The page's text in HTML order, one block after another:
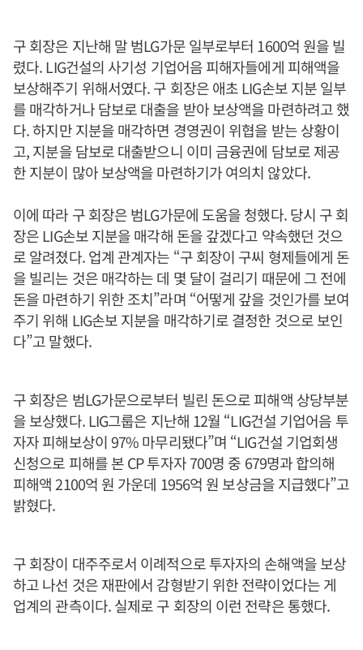
구 회장은 지난해 말 범LG가문 일부로부터 1600억 원을 빌
렸다. LIG건설의 사기성 기업어음 피해자들에게 피해액을
보상해주기 위해서였다. 구 회장은 애초 LIG손보 지분 일부
를 매각하거나 담보로 대출을 받아 보상액을 마련하려고 했
다. 하지만 지분을 매각하면 경영권이 위협을 받는 상황이
고, 지분을 담보로 대출받으니 이미 금융권에 담보로 제공
한 지분이 많아 보상액을 마련하기가 여의치 않았다.
이에 따라 구 회장은 범LG가문에 도움을 청했다. 당시 구 회
장은 LIG손보 지분을 매각해 돈을 갚겠다고 약속했던 것으
로 알려졌다. 업계 관계자는 “구 회장이 구씨 형제들에게 돈
을 빌리는 것은 매각하는 데 몇 달이 걸리기 때문에 그 전에
돈을 마련하기 위한 조치”라며 “어떻게 갚을 것인가를 보여
주기 위해 LIG손보 지분을 매각하기로 결정한 것으로 보인
다”고 말했다.
구 회장은 범LG가문으로부터 빌린 돈으로 피해액 상당부분
을 보상했다. LIG그룹은 지난해 12월 “LIG건설 기업어음 투
자자 피해보상이 97% 마무리됐다”며 “LIG건설 기업회생
신청으로 피해를 본 CP 투자자 700명 중 679명과 합의해
피해액 2100억 원 가운데 1956억 원 보상금을 지급했다”고
밝혔다.
구 회장이 대주주로서 이례적으로 투자자의 손해액을 보상
하고 나선 것은 재판에서 감형받기 위한 전략이었다는 게
업계의 관측이다. 실제로 구 회장의 이런 전략은 통했다.